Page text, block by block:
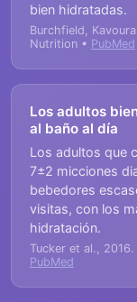
bien hidratadas.
Burchfield,
Nutrition • PubMed
Los adultos
al baño al día
Los adultos que
7±2 micciones
bebedores
visitas, con los
hidratación.
Tucker et al.,
PubMed